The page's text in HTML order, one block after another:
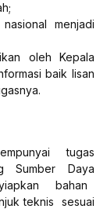
menjadi
oleh Kepala
baik lisan
tugas
Sumber Daya
bahan
teknis sesuai